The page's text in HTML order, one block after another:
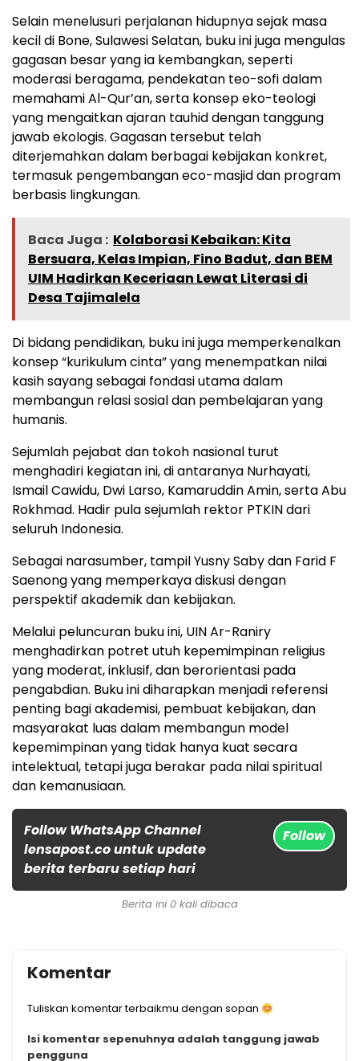
Selain menelusuri perjalanan hidupnya sejak masa
kecil di Bone, Sulawesi Selatan, buku ini juga mengulas
gagasan besar yang ia kembangkan, seperti
moderasi beragama, pendekatan teo-sofi dalam
memahami Al-Qur’an, serta konsep eko-teologi
yang mengaitkan ajaran tauhid dengan tanggung
jawab ekologis. Gagasan tersebut telah
diterjemahkan dalam berbagai kebijakan konkret,
termasuk pengembangan eco-masjid dan program
berbasis lingkungan.
Baca Juga : Kolaborasi Kebaikan: Kita
Bersuara, Kelas Impian, Fino Badut, dan BEM
UIM Hadirkan Keceriaan Lewat Literasi di
Desa Tajimalela
Di bidang pendidikan, buku ini juga memperkenalkan
konsep “kurikulum cinta” yang menempatkan nilai
kasih sayang sebagai fondasi utama dalam
membangun relasi sosial dan pembelajaran yang
humanis.
Sejumlah pejabat dan tokoh nasional turut
menghadiri kegiatan ini, di antaranya Nurhayati,
Ismail Cawidu, Dwi Larso, Kamaruddin Amin, serta Abu
Rokhmad. Hadir pula sejumlah rektor PTKIN dari
seluruh Indonesia.
Sebagai narasumber, tampil Yusny Saby dan Farid F
Saenong yang memperkaya diskusi dengan
perspektif akademik dan kebijakan.
Melalui peluncuran buku ini, UIN Ar-Raniry
menghadirkan potret utuh kepemimpinan religius
yang moderat, inklusif, dan berorientasi pada
pengabdian. Buku ini diharapkan menjadi referensi
penting bagi akademisi, pembuat kebijakan, dan
masyarakat luas dalam membangun model
kepemimpinan yang tidak hanya kuat secara
intelektual, tetapi juga berakar pada nilai spiritual
dan kemanusiaan.
Follow WhatsApp Channel
lensapost.co untuk update
berita terbaru setiap hari
Follow
Berita ini 0 kali dibaca
Komentar
Tuliskan komentar terbaikmu dengan sopan
Isi komentar sepenuhnya adalah tanggung jawab
pengguna